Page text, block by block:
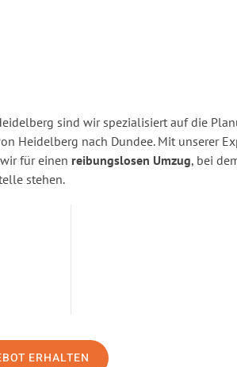
sind wir spezialisiert auf die
Heidelberg nach Dundee. Mit unserer
für einen reibungslosen Umzug, bei
stehen.
ERHALTEN